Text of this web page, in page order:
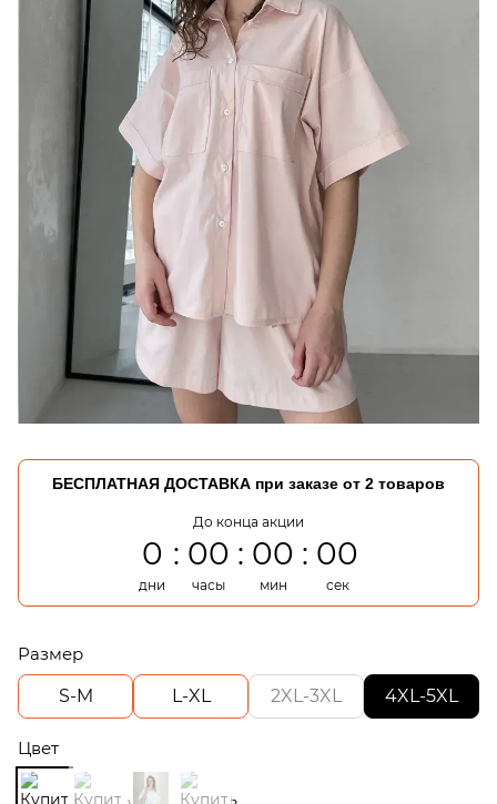
БЕСПЛАТНАЯ ДОСТАВКА при заказе от 2 товаров
До конца акции
0
дни
00
часы
00
мин
00
сек
Размер
S-M
L-XL 2XL-3XL 4XL-5XL
Цвет